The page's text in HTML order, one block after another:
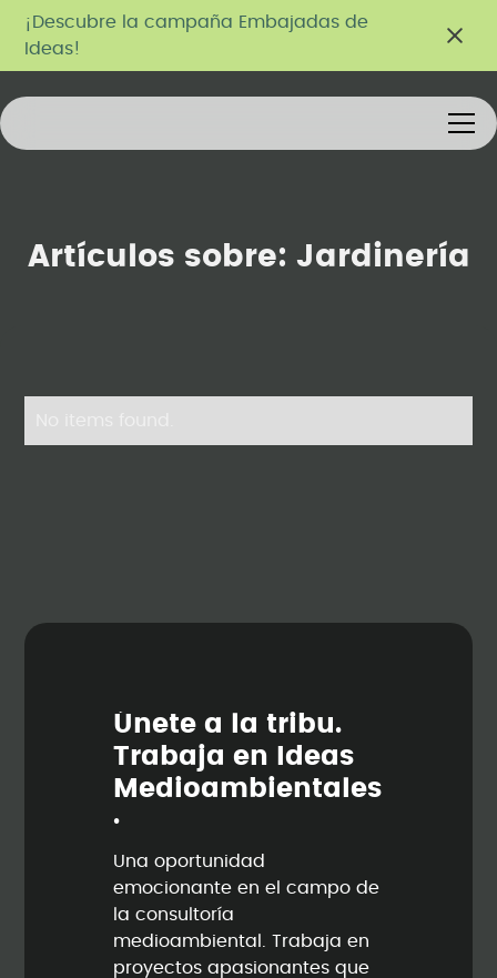
¡Descubre la campaña Embajadas de
Ideas!
Artículos sobre: Jardinería
Únete a la tribu.
Trabaja en Ideas
Medioambienta les
.
Una oportunidad
emocionante en el campo de
la consultoría
medioambiental. Trabaja en
proyectos apasionantes que